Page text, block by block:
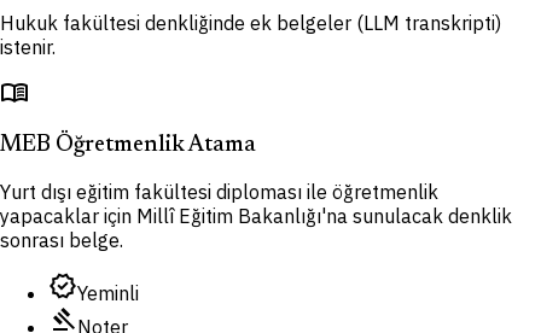
Hukuk fakültesi denkliğinde ek belgeler (LLM transkripti)
istenir.
menu_book
MEB Öğretmenlik Atama
Yurt dışı eğitim fakültesi diploması ile öğretmenlik
yapacaklar için Millî Eğitim Bakanlığı'na sunulacak denklik
sonrası belge.
verifiedYeminli
gavelNoter